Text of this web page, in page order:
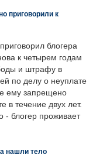
приговорили к
блогера
к четырем годам
и штрафу в
по делу о неуплате
ему запрещено
в течение двух лет.
- блогер проживает
нашли тело